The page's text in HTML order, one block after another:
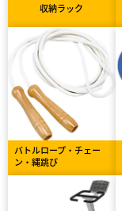
収納ラック
バトルロープ・チェー
ン・縄跳び